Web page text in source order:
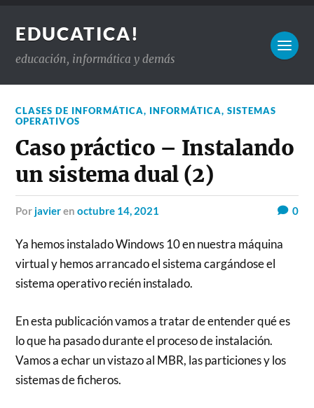
EDUCATICA!
educación, informática y demás
CLASES DE INFORMÁTICA, INFORMÁTICA,SISTEMAS
OPERATIVOS
Caso práctico – Instalando
un sistema dual (2)
por javierenoctubre 14, 2021 0
Ya hemos instalado Windows 10 en nuestra máquina
virtual y hemos arrancado el sistema cargándose el
sistema operativo recién instalado.
En esta publicación vamos a tratar de entender qué es
lo que ha pasado durante el proceso de instalación.
Vamos a echar un vistazo al MBR, las particiones y los
sistemas de ficheros.